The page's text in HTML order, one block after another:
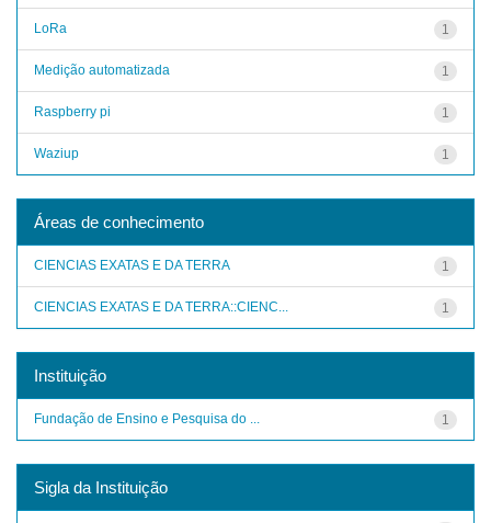
1
LoRa
1
Medição automatizada
1
Raspberry pi
1
Waziup
Áreas de conhecimento
1
CIENCIAS EXATAS E DA TERRA
1
CIENCIAS EXATAS E DA TERRA::CIENC...
Instituição
1
Fundação de Ensino e Pesquisa do ...
Sigla da Instituição